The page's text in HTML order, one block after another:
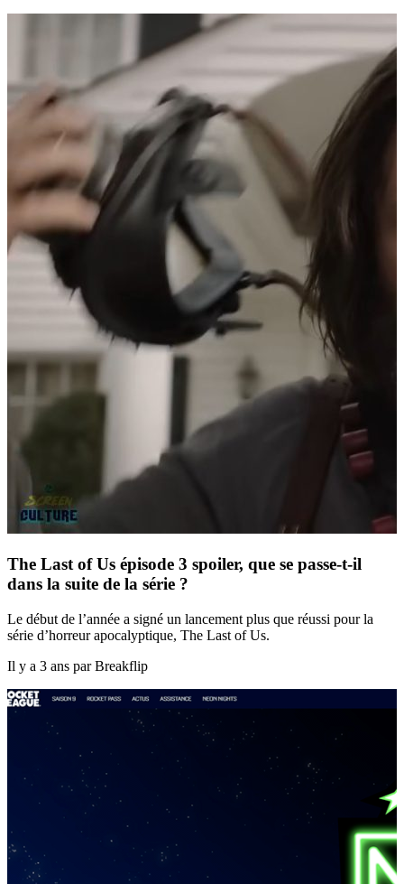
The Last of Us épisode 3 spoiler, que se passe-t-il
dans la suite de la série ?
Le début de l’année a signé un lancement plus que réussi pour la
série d’horreur apocalyptique, The Last of Us.
Il y a 3 ans par Breakflip